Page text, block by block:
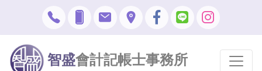
智盛會計記帳士事務所